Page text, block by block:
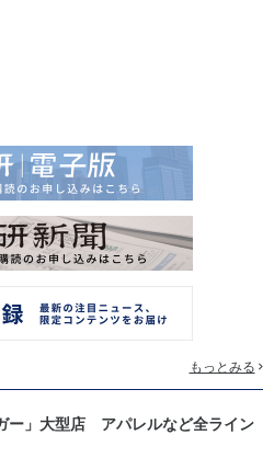
もっとみる
ー」大型店 アパレルなど全ライン